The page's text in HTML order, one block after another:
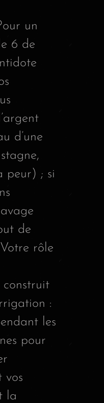
un
6 de
d’une
peur) ; si
de
rôle
construit
:
les
pour
vos
la